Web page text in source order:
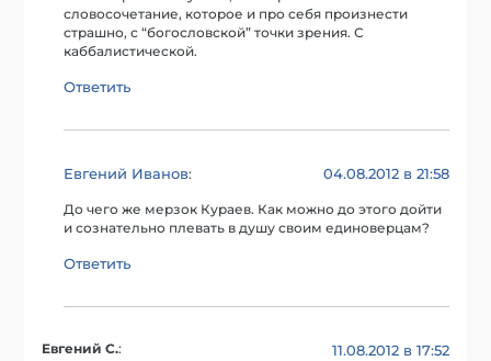
словосочетание, которое и про себя произнести
страшно, с “богословской” точки зрения. С
каббалистической.
Ответить
Евгений Иванов: 04.08.2012 в 21:58
До чего же мерзок Кураев. Как можно до этого дойти
и сознательно плевать в душу своим единоверцам?
Ответить
Евгений С.: 11.08.2012 в 17:52